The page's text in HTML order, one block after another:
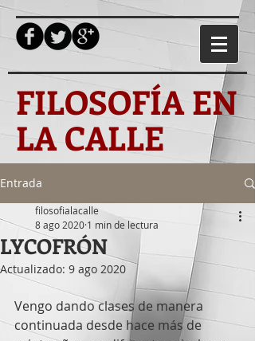
FILOSOFÍA EN
LA CALLE
Entrada
LYCOFRÓN
filosofialacalle
8 ago 2020 1 min de lectura
Actualizado: 9 ago 2020
Vengo dando clases de manera
continuada desde hace más de